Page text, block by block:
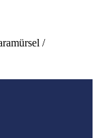
/